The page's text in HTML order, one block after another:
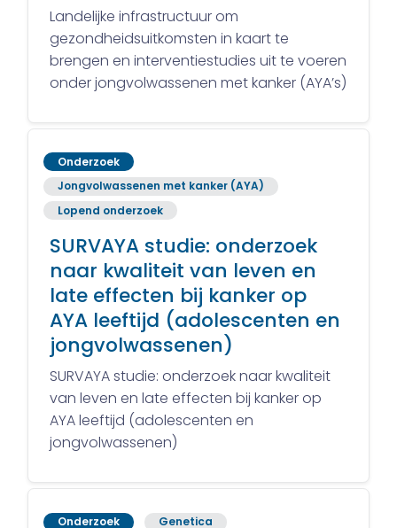
Landelijke infrastructuur om
gezondheidsuitkomsten in kaart te
brengen en interventiestudies uit te voeren
onder jongvolwassenen met kanker (AYA’s)
Onderzoek
Jongvolwassenen met kanker (AYA)
Lopend onderzoek
SURVAYA studie: onderzoek
naar kwaliteit van leven en
late effecten bij kanker op
AYA leeftijd (adolescenten en
jongvolwassenen)
SURVAYA studie: onderzoek naar kwaliteit
van leven en late effecten bij kanker op
AYA leeftijd (adolescenten en
jongvolwassenen)
Onderzoek Genetica